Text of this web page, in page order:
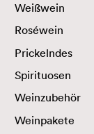
Weißwein
Roséwein
Prickelndes
Spirituosen
Weinzubehör
Weinpakete